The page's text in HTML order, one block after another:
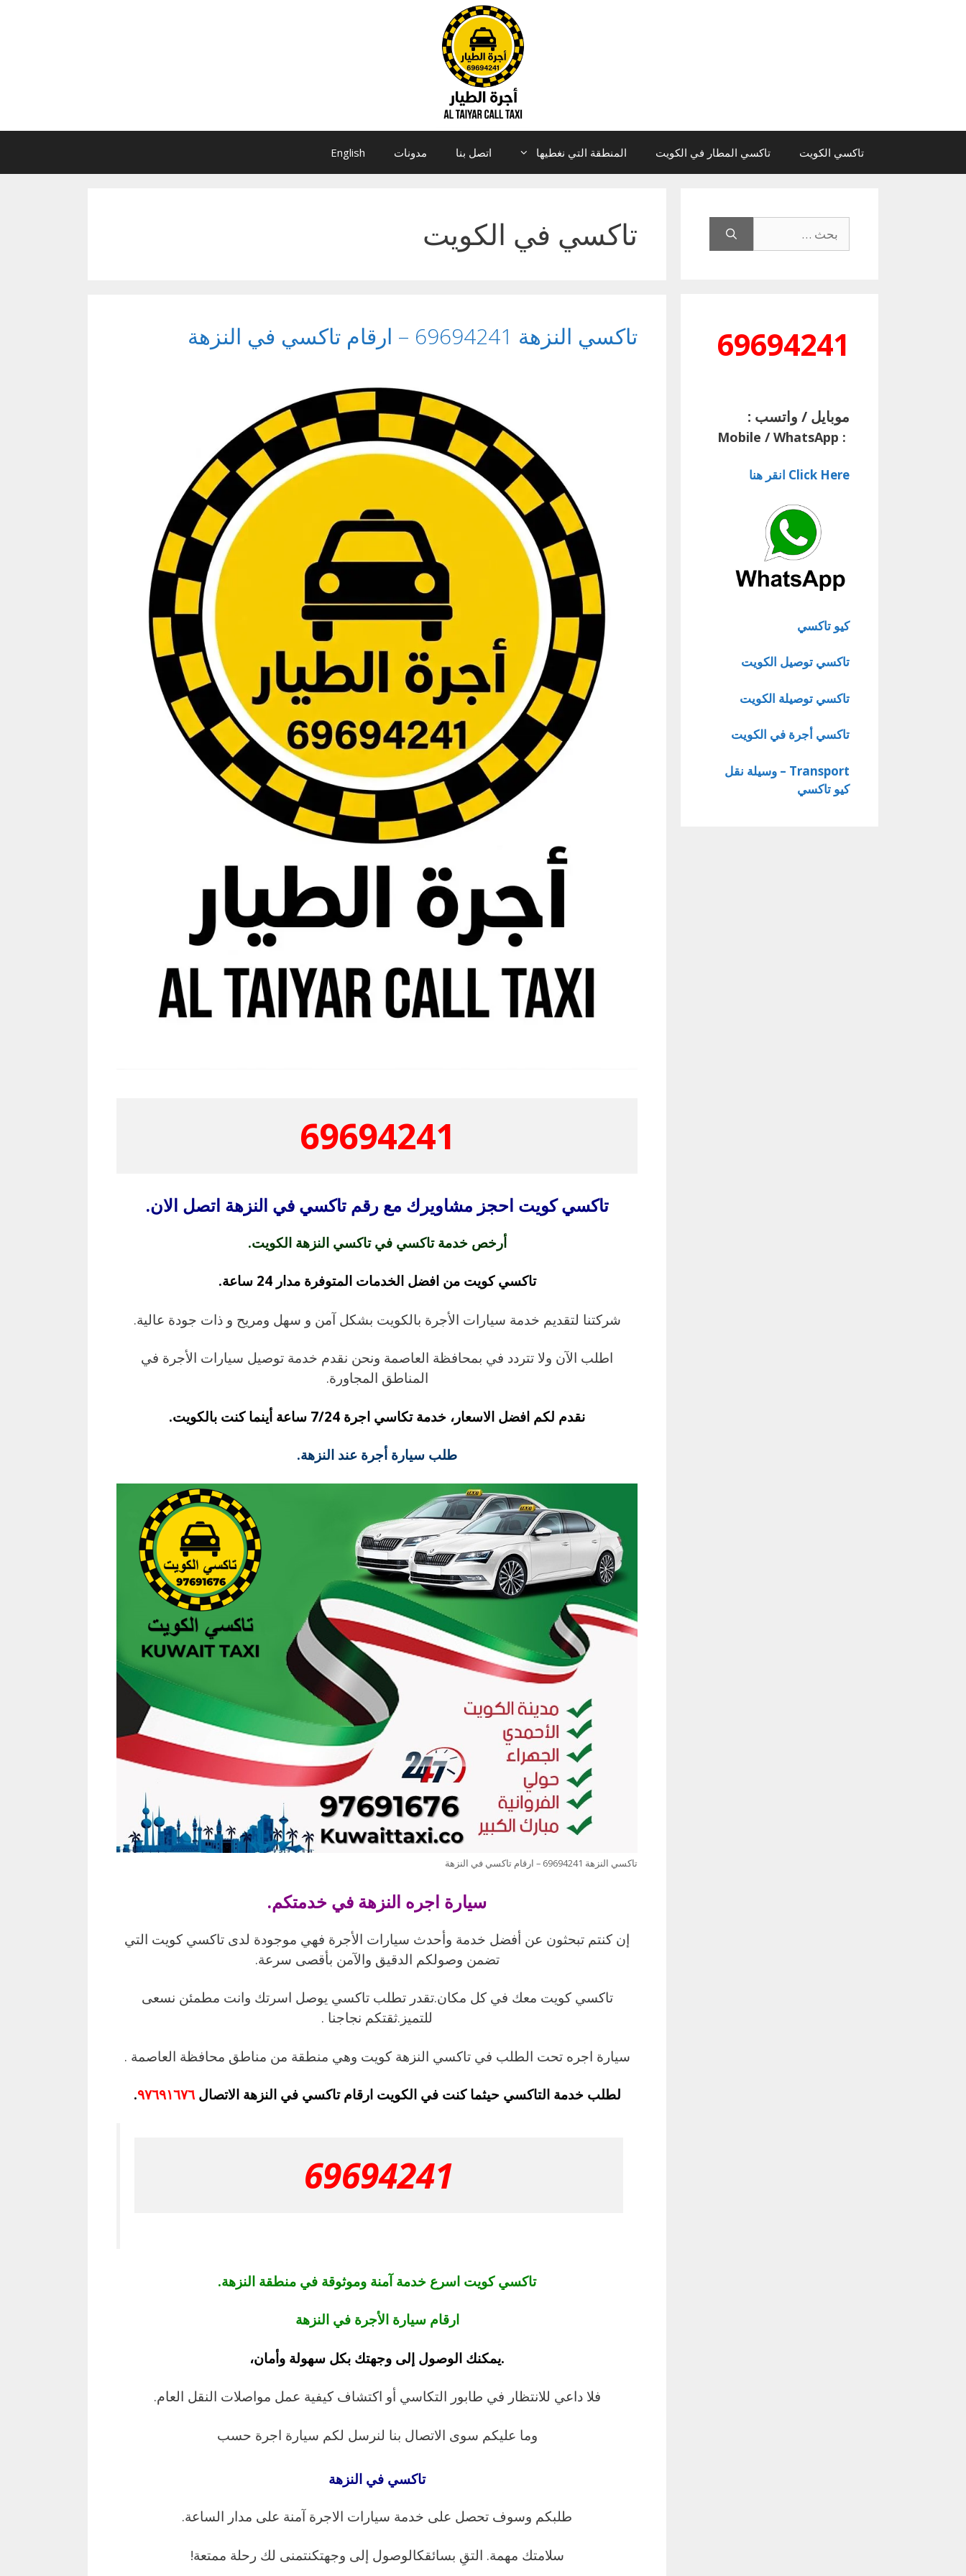
تاكسي الكويت تاكسي المطار في الكويت المنطقة التي نغطيها اتصل بنا مدونات English
تاكسي في الكويت
تاكسي النزهة 69694241 – ارقام تاكسي في النزهة
69694241
تاكسي كويت احجز مشاويرك مع رقم تاكسي في النزهة اتصل الان.
أرخص خدمة تاكسي في تاكسي النزهة الكويت.
تاكسي كويت من افضل الخدمات المتوفرة مدار 24 ساعة.
شركتنا لتقديم خدمة سيارات الأجرة بالكويت بشكل آمن و سهل ومريح و ذات جودة عالية.
اطلب الآن ولا تتردد في بمحافظة العاصمة ونحن نقدم خدمة توصيل سيارات الأجرة في
المناطق المجاورة.
نقدم لكم افضل الاسعار، خدمة تكاسي اجرة 7/24 ساعة أينما كنت بالكويت.
طلب سيارة أجرة عند النزهة.
تاكسي النزهة 69694241 – ارقام تاكسي في النزهة
سيارة اجره النزهة في خدمتكم.
إن كنتم تبحثون عن أفضل خدمة وأحدث سيارات الأجرة فهي موجودة لدى تاكسي كويت التي
تضمن وصولكم الدقيق والآمن بأقصى سرعة.
تاكسي كويت معك في كل مكان.تقدر تطلب تاكسي يوصل اسرتك وانت مطمئن نسعى
للتميز.ثقتكم نجاجنا .
سيارة اجره تحت الطلب في تاكسي النزهة كويت وهي منطقة من مناطق محافظة العاصمة .
لطلب خدمة التاكسي حيثما كنت في الكويت ارقام تاكسي في النزهة الاتصال٩٧٦٩١٦٧٦.
69694241
تاكسي كويت اسرع خدمة آمنة وموثوقة في منطقة النزهة.
ارقام سيارة الأجرة في النزهة
.يمكنك الوصول إلى وجهتك بكل سهولة وأمان،
فلا داعي للانتظار في طابور التكاسي أو اكتشاف كيفية عمل مواصلات النقل العام.
وما عليكم سوى الاتصال بنا لنرسل لكم سيارة اجرة حسب
تاكسي في النزهة
طلبكم وسوف تحصل على خدمة سيارات الاجرة آمنة على مدار الساعة.
سلامتك مهمة. التقِ بسائقكالوصول إلى وجهتكنتمنى لك رحلة ممتعة!
عن:
69694241
موبايل / واتسب :
:
Mobile / WhatsApp
Click Here انقر هنا
كيو تاكسي
تاكسي توصيل الكويت
تاكسي توصيلة الكويت
تاكسي أجرة في الكويت
Transport – وسيلة نقل
كيو تاكسي